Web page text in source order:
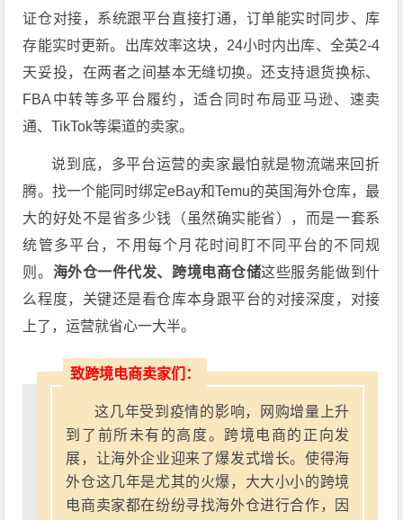
证仓对接，系统跟平台直接打通，订单能实时同步、库
存能实时更新。出库效率这块，24小时内出库、全英2-4
天妥投，在两者之间基本无缝切换。还支持退货换标、
FBA中转等多平台履约，适合同时布局亚马逊、速卖
通、TikTok等渠道的卖家。
说到底，多平台运营的卖家最怕就是物流端来回折
腾。找一个能同时绑定eBay和Temu的英国海外仓库，最
大的好处不是省多少钱（虽然确实能省），而是一套系
统管多平台，不用每个月花时间盯不同平台的不同规
则。 海外仓一件代发、跨境电商仓储这些服务能做到什
么程度，关键还是看仓库本身跟平台的对接深度，对接
上了，运营就省心一大半。
致跨境电商卖家们：
这几年受到疫情的影响，网购增量上升
到了前所未有的高度。跨境电商的正向发
展，让海外企业迎来了爆发式增长。使得海
外仓这几年是尤其的火爆，大大小小的跨境
电商卖家都在纷纷寻找海外仓进行合作，因